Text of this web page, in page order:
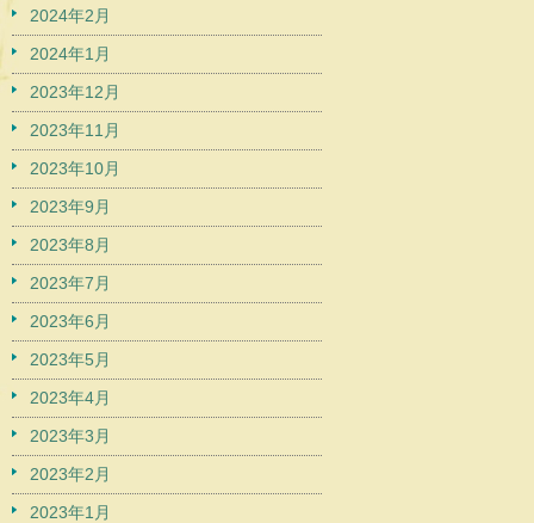
2024年2月
2024年1月
2023年12月
2023年11月
2023年10月
2023年9月
2023年8月
2023年7月
2023年6月
2023年5月
2023年4月
2023年3月
2023年2月
2023年1月